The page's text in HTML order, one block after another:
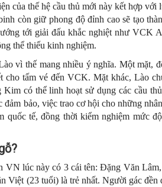
của thế hệ cầu thủ mới này kết hợp với
còn giữ phong độ đỉnh cao sẽ tạo
tới giải đấu khắc nghiệt như VCK
thể thiếu kinh nghiệm.
vì thế mang nhiều ý nghĩa. Một mặt,
cho tấm vé đến VCK. Mặt khác, Lào
có thể linh hoạt sử dụng các cầu
bảo, việc trao cơ hội cho những
quốc tế, đồng thời kiểm nghiệm mức
VN lúc này có 3 cái tên: Đặng Văn
Việt (23 tuổi) là trẻ nhất. Người gác đền